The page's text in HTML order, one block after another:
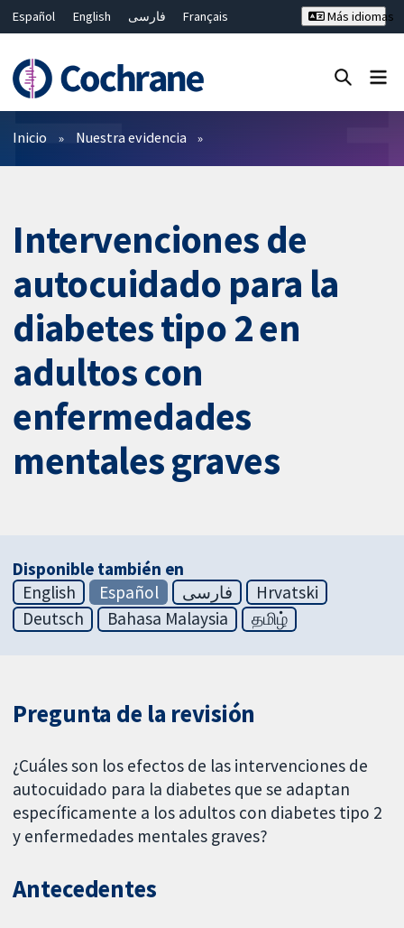
Español English فارسی
Français
Bahasa Malaysia
ไทย 繁體中文
Más idiomas
Filtros
Inicio Nuestra evidencia
Intervenciones de
autocuidado para la
diabetes tipo 2 en
adultos con
enfermedades
mentales graves
Disponible también en
English
Español فارسی
Hrvatski
Deutsch
Bahasa Malaysia தமிழ்
Pregunta de la revisión
¿Cuáles son los efectos de las intervenciones de
autocuidado para la diabetes que se adaptan
específicamente a los adultos con diabetes tipo 2
y enfermedades mentales graves?
Antecedentes